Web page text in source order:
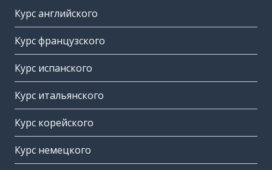
Курс английского
Курс французского
Курс испанского
Курс итальянского
Курс корейского
Курс немецкого